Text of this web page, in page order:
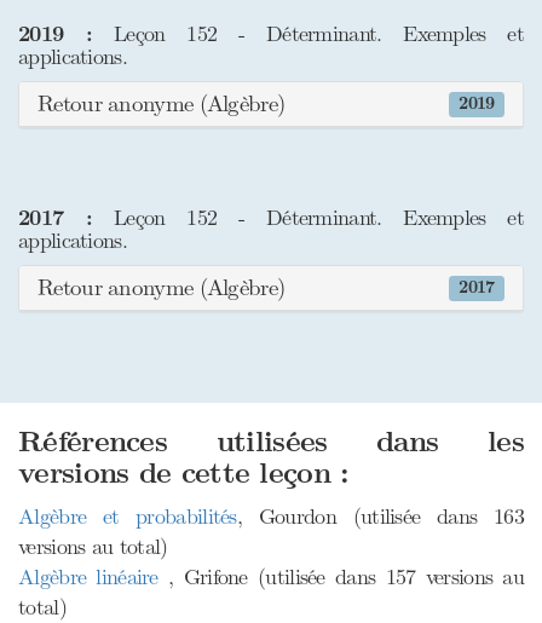
2019 : Leçon 152 - Déterminant. Exemples et
applications.
2019
Retour anonyme (Algèbre)
2017 : Leçon 152 - Déterminant. Exemples et
applications.
2017
Retour anonyme (Algèbre)
Références utilisées dans les
versions de cette leçon :
Algèbre et probabilités, Gourdon (utilisée dans 163
versions au total)
Algèbre linéaire , Grifone (utilisée dans 157 versions au
total)